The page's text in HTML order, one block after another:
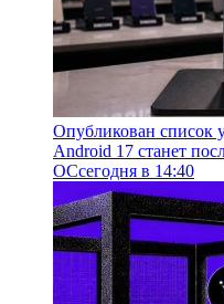
Опубликован список
Android 17 станет
ОСсегодня в 14:40